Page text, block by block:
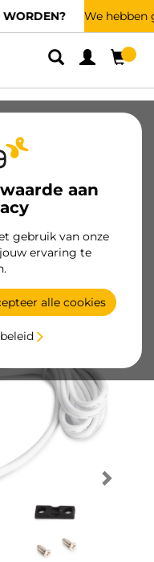
VIND DE
aan
gebruik van onze
ervaring te
alle cookies
(AC 230V
Koel Wit licht